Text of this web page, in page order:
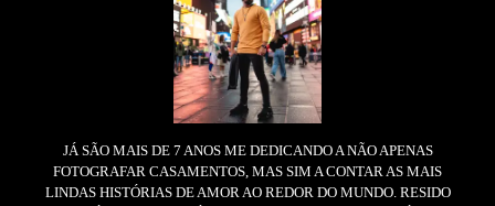
JÁ SÃO MAIS DE 7 ANOS ME DEDICANDO A NÃO APENAS
FOTOGRAFAR CASAMENTOS, MAS SIM A CONTAR AS MAIS
LINDAS HISTÓRIAS DE AMOR AO REDOR DO MUNDO. RESIDO